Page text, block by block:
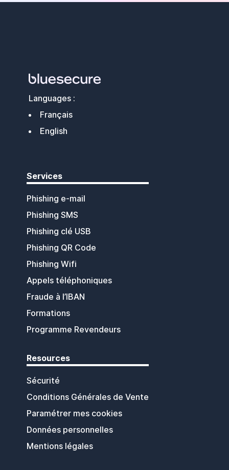
Languages :
Français
English
Services
Phishing e-mail
Phishing SMS
Phishing clé USB
Phishing QR Code
Phishing Wifi
Appels téléphoniques
Fraude à l’IBAN
Formations
Programme Revendeurs
Resources
Sécurité
Conditions Générales de Vente
Paramétrer mes cookies
Données personnelles
Mentions légales